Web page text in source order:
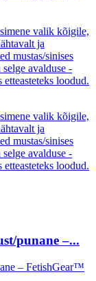
valik kõigile,
ja
mustas/sinises
avalduse -
loodud.
valik kõigile,
ja
mustas/sinises
avalduse -
loodud.
punane –...